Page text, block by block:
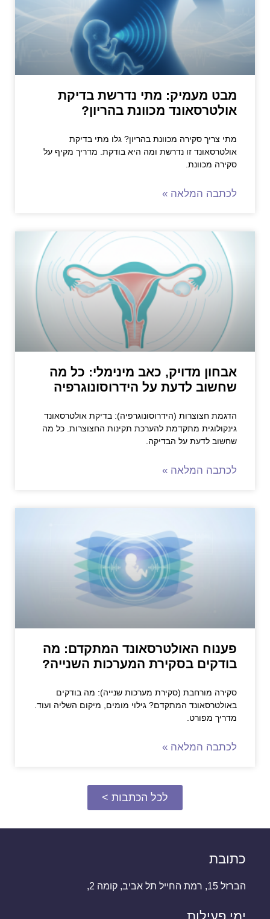
מבט מעמיק: מתי נדרשת בדיקת
אולטרסאונד מכוונת בהריון?
מתי צריך סקירה מכוונת בהריון? גלו מתי בדיקת
אולטרסאונד זו נדרשת ומה היא בודקת. מדריך מקיף על
סקירה מכוונת.
לכתבה המלאה »
אבחון מדויק, כאב מינימלי: כל מה
שחשוב לדעת על הידרוסונוגרפיה
הדגמת חצוצרות (הידרוסונוגרפיה): בדיקת אולטרסאונד
גינקולוגית מתקדמת להערכת תקינות החצוצרות. כל מה
שחשוב לדעת על הבדיקה.
לכתבה המלאה »
פענוח האולטרסאונד המתקדם: מה
בודקים בסקירת המערכות השנייה?
סקירה מורחבת (סקירת מערכות שנייה): מה בודקים
באולטרסאונד המתקדם? גילוי מומים, מיקום השליה ועוד.
מדריך מפורט.
לכתבה המלאה »
לכל הכתבות >
כתובת
הברזל 15, רמת החייל תל אביב, קומה 2,